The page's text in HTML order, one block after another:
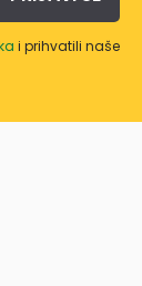
i prihvatili naše